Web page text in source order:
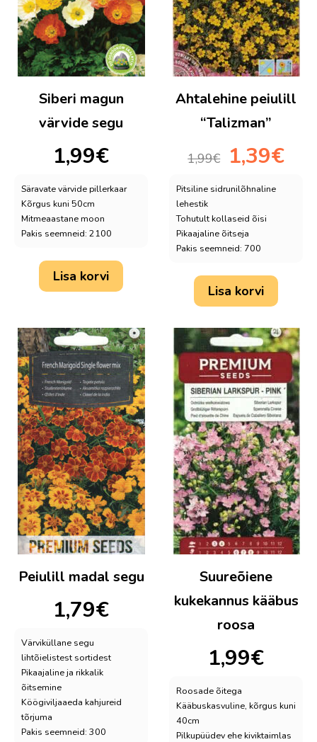
Siberi magun
värvide segu
1,99€
Säravate värvide pillerkaar
Kõrgus kuni 50cm
Mitmeaastane moon
Pakis seemneid: 2100
Lisa korvi
Ahtalehine peiulill
“Talizman”
1,99€
Algne
hind
1,39€hind
Pitsiline sidrunilõhnaline
lehestik
Tohutult kollaseid õisi
Pikaajaline õitseja
Pakis seemneid: 700
Lisa korvi
Peiulill madal segu
1,79€
Värviküllane segu
lihtõielistest sortidest
Pikaajaline ja rikkalik
õitsemine
Köögiviljaaeda kahjureid
tõrjuma
Pakis seemneid: 300
Suureõiene
kukekannus kääbus
roosa
1,99€
Roosade õitega
Kääbuskasvuline, kõrgus kuni
40cm
Pilkupüüdev ehe kiviktaimlas